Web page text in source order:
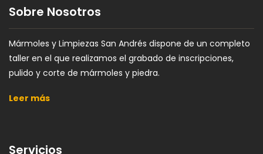
Sobre Nosotros
Mármoles y Limpiezas San Andrés dispone de un completo
taller en el que realizamos el grabado de inscripciones,
pulido y corte de mármoles y piedra.
Leer más
Servicios